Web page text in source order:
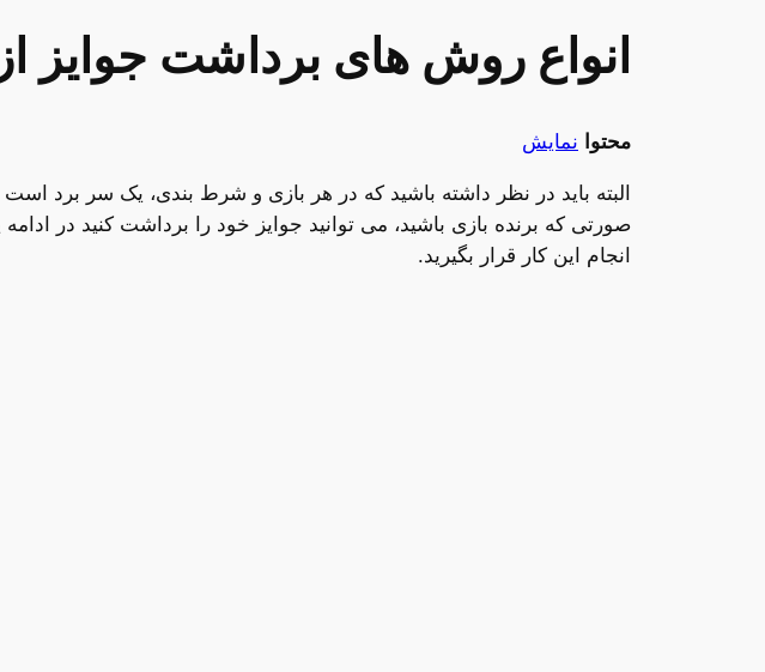
انواع روش های برداشت جوایز
محتوا نمایش
البته باید در نظر داشته باشید که در هر بازی و شرط بندی، یک سر برد
صورتی که برنده بازی باشید، می توانید جوایز خود را برداشت کنید در
انجام این کار قرار بگیرید.